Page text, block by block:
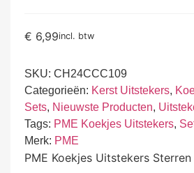
€ 6,99incl. btw
SKU: CH24CCC109
Categorieën: Kerst Uitstekers,
Sets, Nieuwste Producten,
Tags: PME Koekjes Uitstekers,
Merk: PME
PME Koekjes Uitstekers